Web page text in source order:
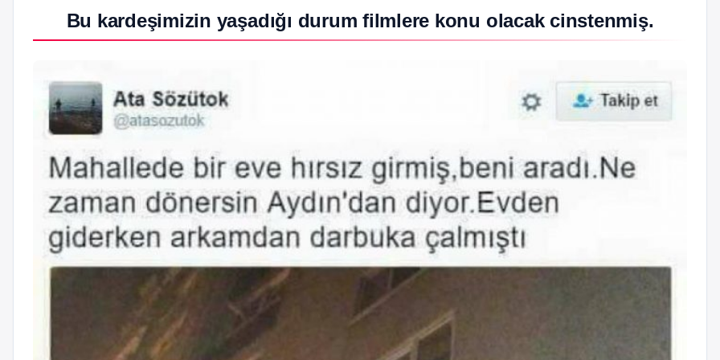
Bu kardeşimizin yaşadığı durum filmlere konu olacak cinstenmiş.